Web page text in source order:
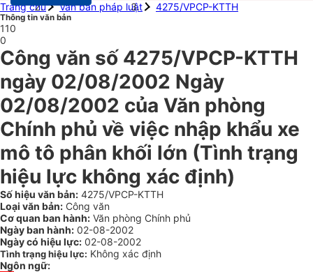
Trang chủ
Văn bản pháp luật 4275/VPCP-KTTH
Thông tin văn bản
110
0
Công văn số 4275/VPCP-KTTH
ngày 02/08/2002 Ngày
02/08/2002 của Văn phòng
Chính phủ về việc nhập khẩu xe
mô tô phân khối lớn (Tình trạng
hiệu lực không xác định)
Số hiệu văn bản: 4275/VPCP-KTTH
Loại văn bản: Công văn
Cơ quan ban hành: Văn phòng Chính phủ
Ngày ban hành: 02-08-2002
Ngày có hiệu lực: 02-08-2002
Tình trạng hiệu lực: Không xác định
Ngôn ngữ: